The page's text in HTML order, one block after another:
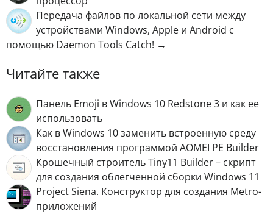
Передача файлов по локальной сети между
устройствами Windows, Apple и Android с
помощью Daemon Tools Catch! →
Читайте также
Панель Emoji в Windows 10 Redstone 3 и как ее
использовать
Как в Windows 10 заменить встроенную среду
восстановления программой AOMEI PE Builder
Крошечный строитель Tiny11 Builder – скрипт
для создания облегченной сборки Windows 11
Project Siena. Конструктор для создания Metro-
приложений